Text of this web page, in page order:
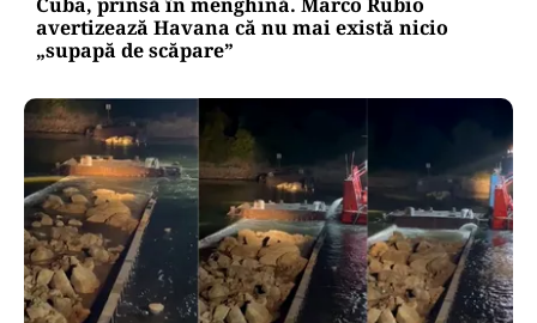
avertizează Havana că nu mai există nicio
„supapă de scăpare”